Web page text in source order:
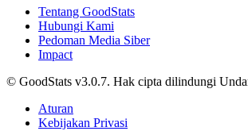
Tentang GoodStats
Hubungi Kami
Pedoman Media Siber
Impact
© GoodStats v3.0.7. Hak cipta dilindungi
Aturan
Kebijakan Privasi